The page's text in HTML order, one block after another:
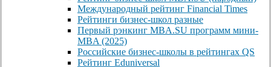
Международный рейтинг Financial Times
Рейтинги бизнес-школ разные
Первый рэнкинг MBA.SU программ мини-
MBA (2025)
Российские бизнес-школы в рейтингах QS
Рейтинг Eduniversal